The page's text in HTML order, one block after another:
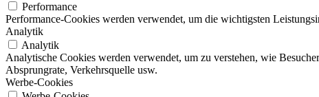
Performance
Performance-Cookies werden verwendet, um die wichtigsten
Analytik
Analytik
Analytische Cookies werden verwendet, um zu verstehen, wie
Absprungrate, Verkehrsquelle usw.
Werbe-Cookies